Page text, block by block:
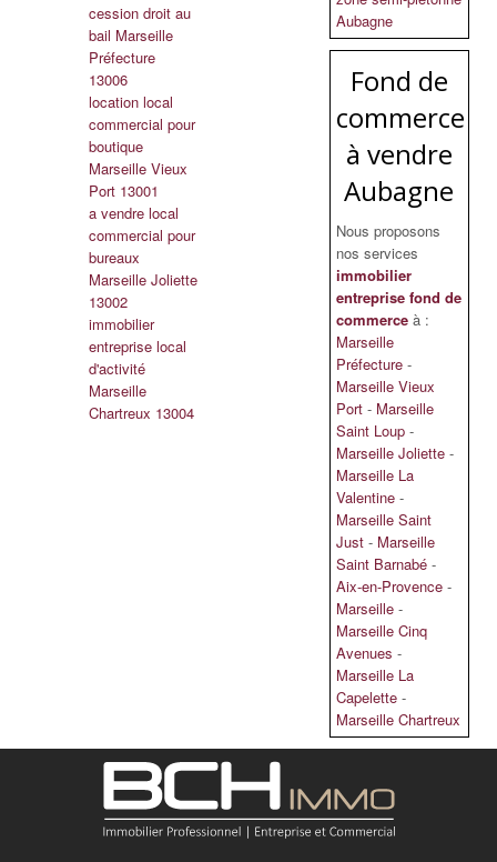
cession droit au
bail Marseille
Préfecture
13006
location local
commercial pour
boutique
Marseille Vieux
Port 13001
a vendre local
commercial pour
bureaux
Marseille Joliette
13002
immobilier
entreprise local
d'activité
Marseille
Chartreux 13004
Aubagne
Fond de
commerce
à vendre
Aubagne
Nous proposons
nos services
immobilier
entreprise fond de
commerce à :
Marseille
Préfecture -
Marseille Vieux
Port - Marseille
Saint Loup -
Marseille Joliette -
Marseille La
Valentine -
Marseille Saint
Just - Marseille
Saint Barnabé -
Aix-en-Provence -
Marseille -
Marseille Cinq
Avenues -
Marseille La
Capelette -
Marseille Chartreux